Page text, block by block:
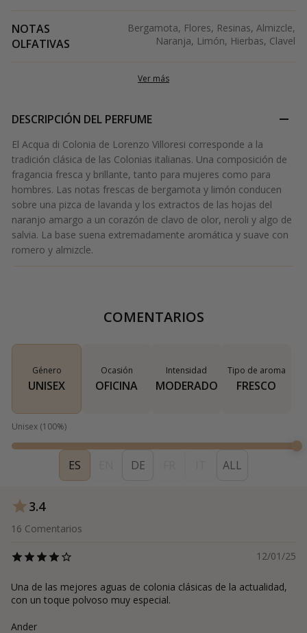
NOTAS
OLFATIVAS
Bergamota, Flores, Resinas, Almizcle,
Naranja, Limón, Hierbas, Clavel
Ver más
DESCRIPCIÓN DEL PERFUME
El Acqua di Colonia de Lorenzo Villoresi corresponde a la
tradición clásica de las Colonias italianas. Una composición de
fragancia fresca y brillante, tanto para mujeres como para
hombres. Las notas frescas de bergamota y limón conducen
sobre una pizca de lavanda y los extractos de las hojas del
naranjo amargo a un corazón de clavo de olor, neroli y algo de
salvia. La base suena extremadamente aromática y suave con
romero y almizcle.
COMENTARIOS
Género
UNISEX
Ocasión
OFICINA
Intensidad
MODERADO
Tipo de aroma
FRESCO
Unisex (100%)
ES DE ALL
3.4
16 Comentarios
12/01/25
Una de las mejores aguas de colonia clásicas de la actualidad,
con un toque polvoso muy especial.
Ander